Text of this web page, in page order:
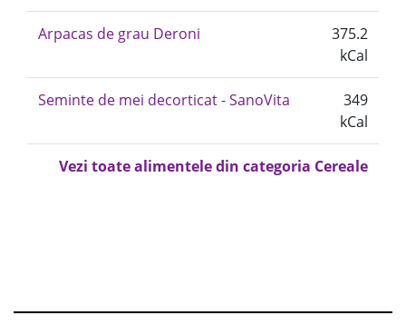
Arpacas de grau Deroni
375.2
kCal
Seminte de mei decorticat - SanoVita
349
kCal
Vezi toate alimentele din categoria Cereale